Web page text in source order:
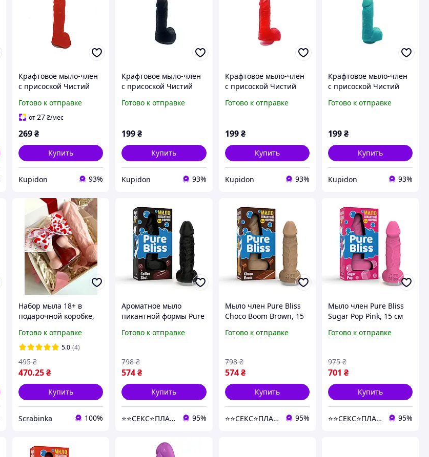
Крафтовое мыло-член
с присоской Чистий
натуральное
Готово к отправке
от27₴/мес
269₴
Купить
Kupidon 93%
Крафтовое мыло-член
с присоской Чистий
натуральное
Готово к отправке
199₴
Купить
Kupidon 93%
Крафтовое мыло-член
с присоской Чистий
натуральное
Готово к отправке
199 ₴
Купить
Kupidon 93%
Крафтовое мыло-член
с присоской Чистий
натуральное
Готово к отправке
199₴
Купить
Kupidon 93%
Набор мыла 18+ в
подарочной коробке,
мини-мыло в баночке
Готово к отправке
5.0 (4)
470.25₴
495 ₴
Купить
Scrabinka 100%
Ароматное мыло
пикантной формы Pure
(Кофе) 18 см sexstyle
Готово к отправке
574₴
798 ₴
Купить
⭐️⭐️СЕКС⭐️ПЛАНЕТА⭐️⭐️ 95%
Мыло член Pure Bliss
Choco Boom Brown, 15
Готово к отправке
574 ₴
798 ₴
Купить
⭐️⭐️СЕКС⭐️ПЛАНЕТА⭐️⭐️ 95%
Мыло член Pure Bliss
Sugar Pop Pink, 15 см
Готово к отправке
701 ₴
975 ₴
Купить
⭐️⭐️СЕКС⭐️ПЛАНЕТА⭐️⭐️ 95%